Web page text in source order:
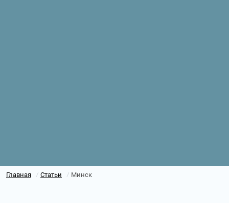
Главная / Статьи / Минск